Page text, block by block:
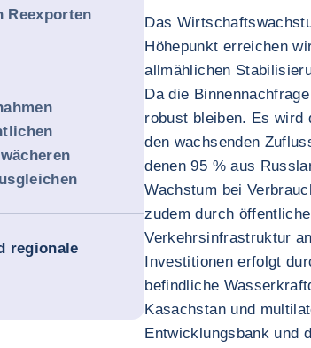
Reexporten
regionale
Das
Höhepunkt erreichen
allmählichen
Da die
robust bleiben. Es wird
den wachsenden
denen 95 % aus
Wachstum bei
zudem durch
Verkehrsinfrastruktur
Investitionen erfolgt
befindliche
Kasachstan und
Entwicklungsbank und